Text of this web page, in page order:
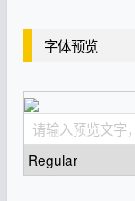
字体预览